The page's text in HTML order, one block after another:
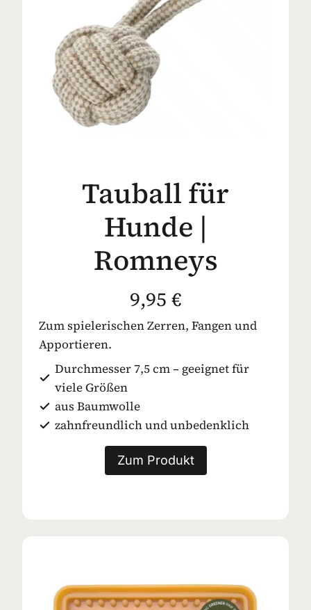
Tauball für
Hunde |
Romneys
9,95 €
Zum spielerischen Zerren, Fangen und
Apportieren.
Durchmesser 7,5 cm – geeignet für
viele Größen
aus Baumwolle
zahnfreundlich und unbedenklich
Zum Produkt